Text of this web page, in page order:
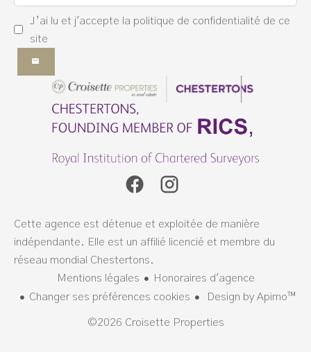
J’ai lu et j'accepte la politique de confidentialité de ce
site
Cette agence est détenue et exploitée de manière
indépendante. Elle est un affilié licencié et membre du
réseau mondial Chestertons.
Mentions légales
Honoraires d'agence
Changer ses préférences cookies
Design by Apimo™
©2026 Croisette Properties